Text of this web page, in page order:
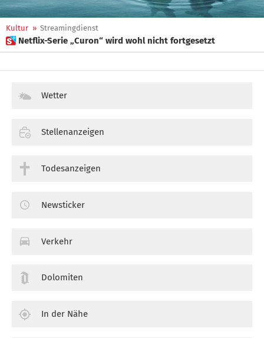
Kultur » Streamingdienst
 Netflix-Serie „Curon“ wird wohl nicht fortgesetzt
Wetter
Stellenanzeigen
Todesanzeigen
Newsticker
Verkehr
Dolomiten
In der Nähe